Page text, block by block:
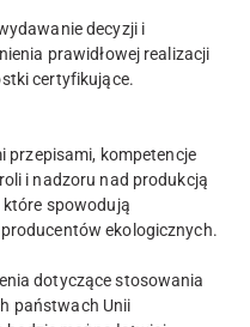
decyzji i
prawidłowej realizacji
certyfikujące.
przepisami, kompetencje
i nadzoru nad produkcją
spowodują
ekologicznych.
dotyczące stosowania
państwach Unii